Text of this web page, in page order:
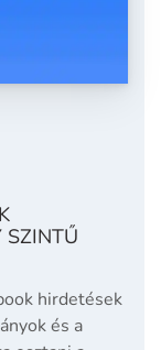
SZINTŰ
hirdetések
és a